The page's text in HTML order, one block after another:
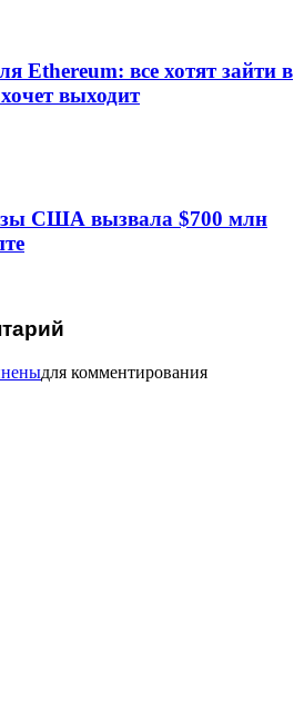
Ethereum: все хотят зайти в
выходит
США вызвала $700 млн
для комментирования